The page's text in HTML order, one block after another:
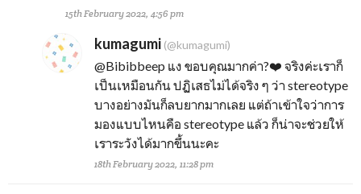
15th February 2022, 4:56 pm
kumagumi(@kumagumi)
@Bibibbeep แง ขอบคุณมากค่า?❤️ จริงค่ะเราก็
เป็นเหมือนกัน ปฏิเสธไม่ได้จริง ๆ ว่า stereotype
บางอย่างมันก็ลบยากมากเลย แต่ถ้าเข้าใจว่าการ
มองแบบไหนคือ stereotype แล้ว ก็น่าจะช่วยให้
เราระวังได้มากขึ้นนะคะ
18th February 2022, 11:28 pm